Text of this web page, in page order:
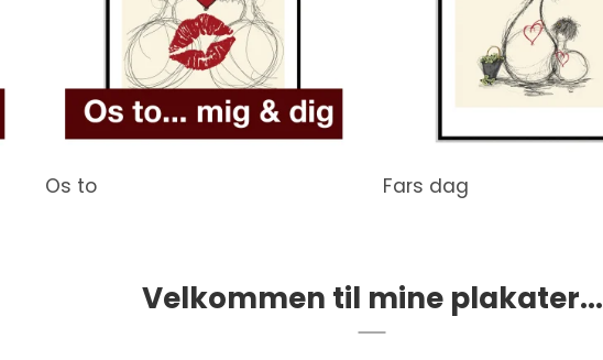
Os to Fars dag
Velkommen til mine plakater...